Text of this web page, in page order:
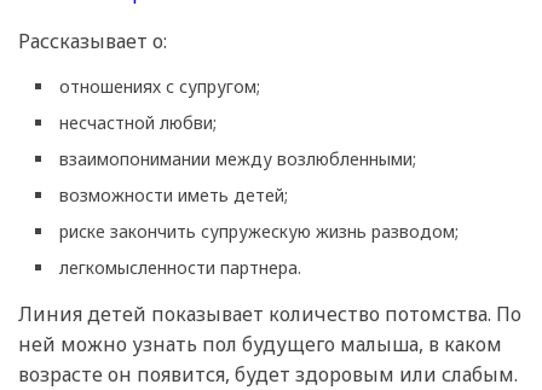
Рассказывает о:
отношениях с супругом;
несчастной любви;
взаимопонимании между возлюбленными;
возможности иметь детей;
риске закончить супружескую жизнь разводом;
легкомысленности партнера.
Линия детей показывает количество потомства. По
ней можно узнать пол будущего малыша, в каком
возрасте он появится, будет здоровым или слабым.